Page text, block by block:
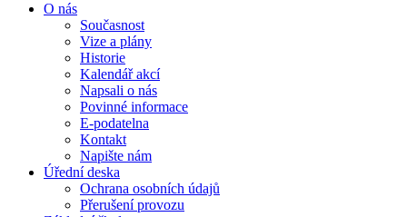
O nás
Současnost
Vize a plány
Historie
Kalendář akcí
Napsali o nás
Povinné informace
E-podatelna
Kontakt
Napište nám
Úřední deska
Ochrana osobních údajů
Přerušení provozu